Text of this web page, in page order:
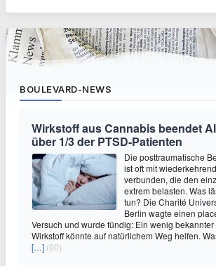
BOULEVARD-NEWS
Wirkstoff aus Cannabis beendet
über 1/3 der PTSD-Patienten
Die posttraumatische
ist oft mit
verbunden, die den
extrem belasten. Was
tun? Die Charité
Berlin wagte einen
Versuch und wurde fündig: Ein wenig
Wirkstoff könnte auf natürlichem Weg helfen.
[…] (00)